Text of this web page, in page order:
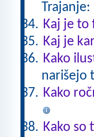
Kaj je to
Kaj je
Kako
narišejo
Kako
Kako so